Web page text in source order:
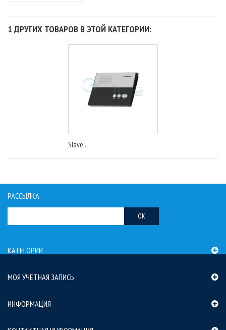
1 ДРУГИХ ТОВАРОВ В ЭТОЙ КАТЕГОРИИ:
Slave...
РАССЫЛКА
OK
КАТЕГОРИИ
МОЯ УЧЕТНАЯ ЗАПИСЬ
ИНФОРМАЦИЯ